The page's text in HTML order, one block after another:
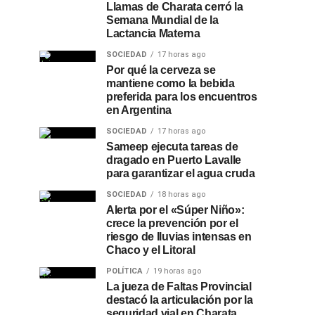
Llamas de Charata cerró la
Semana Mundial de la
Lactancia Materna
SOCIEDAD 17 horas ago
Por qué la cerveza se
mantiene como la bebida
preferida para los encuentros
en Argentina
SOCIEDAD 17 horas ago
Sameep ejecuta tareas de
dragado en Puerto Lavalle
para garantizar el agua cruda
SOCIEDAD 18 horas ago
Alerta por el «Súper Niño»:
crece la prevención por el
riesgo de lluvias intensas en
Chaco y el Litoral
POLÍTICA 19 horas ago
La jueza de Faltas Provincial
destacó la articulación por la